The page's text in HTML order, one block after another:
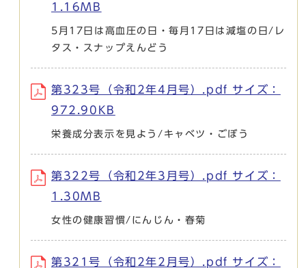
1.16MB
5月17日は高血圧の日・毎月17日は減塩の日/レ
タス・スナップえんどう
第323号（令和2年4月号）.pdf サイズ：
972.90KB
栄養成分表示を見よう/キャベツ・ごぼう
第322号（令和2年3月号）.pdf サイズ：
1.30MB
女性の健康習慣/にんじん・春菊
第321号（令和2年2月号）.pdf サイズ：